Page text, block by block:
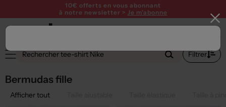
10€ offerts en vous abonnant
à notre newsletter > Je m'abonne
Filtrer
Bermudas fille
Afficher tout